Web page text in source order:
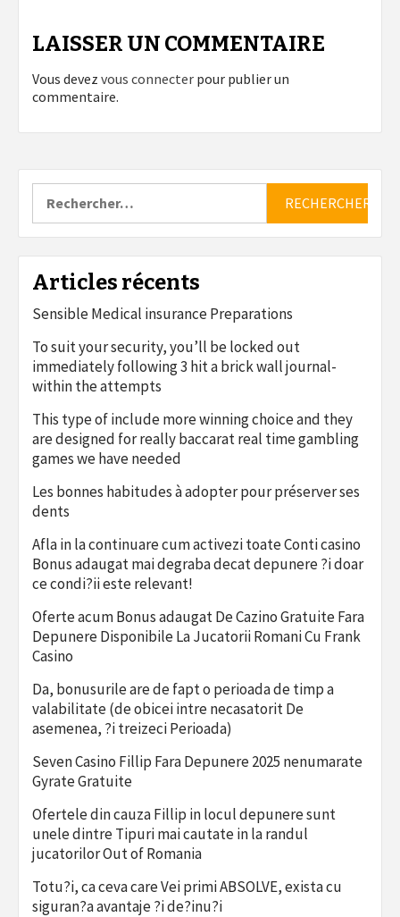
LAISSER UN COMMENTAIRE
Vous devez vous connecter pour publier un
commentaire.
Articles récents
Sensible Medical insurance Preparations
To suit your security, you’ll be locked out
immediately following 3 hit a brick wall journal-
within the attempts
This type of include more winning choice and they
are designed for really baccarat real time gambling
games we have needed
Les bonnes habitudes à adopter pour préserver ses
dents
Afla in la continuare cum activezi toate Conti casino
Bonus adaugat mai degraba decat depunere ?i doar
ce condi?ii este relevant!
Oferte acum Bonus adaugat De Cazino Gratuite Fara
Depunere Disponibile La Jucatorii Romani Cu Frank
Casino
Da, bonusurile are de fapt o perioada de timp a
valabilitate (de obicei intre necasatorit De
asemenea, ?i treizeci Perioada)
Seven Casino Fillip Fara Depunere 2025 nenumarate
Gyrate Gratuite
Ofertele din cauza Fillip in locul depunere sunt
unele dintre Tipuri mai cautate in la randul
jucatorilor Out of Romania
Totu?i, ca ceva care Vei primi ABSOLVE, exista cu
siguran?a avantaje ?i de?inu?i